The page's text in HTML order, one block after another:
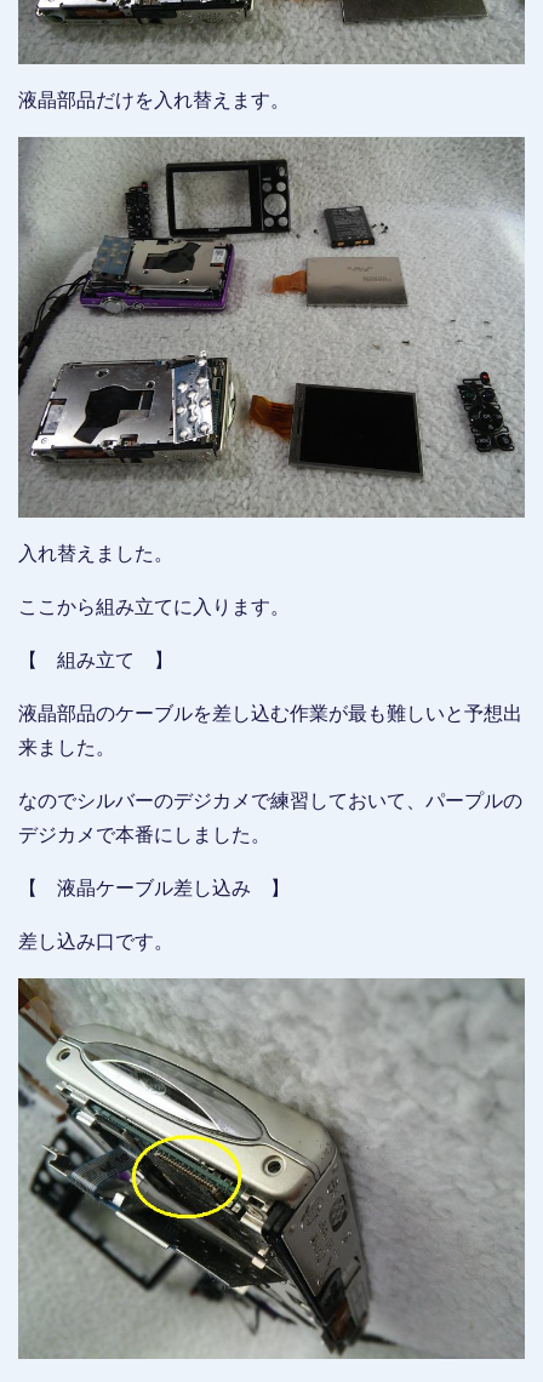
液晶部品だけを入れ替えます。
入れ替えました。
ここから組み立てに入ります。
【 組み立て 】
液晶部品のケーブルを差し込む作業が最も難しいと予想出
来ました。
なのでシルバーのデジカメで練習しておいて、パープルの
デジカメで本番にしました。
【 液晶ケーブル差し込み 】
差し込み口です。